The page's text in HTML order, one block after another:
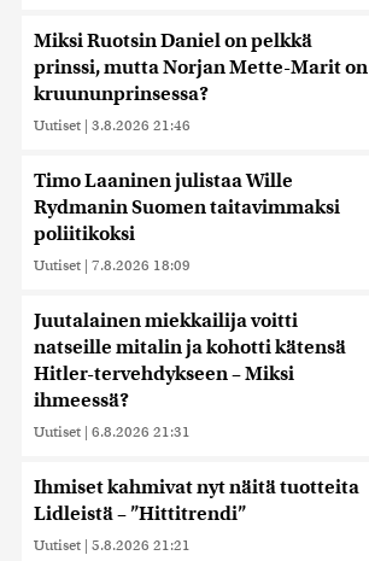
Miksi Ruotsin Daniel on pelkkä
prinssi, mutta Norjan Mette-Marit on
kruununprinsessa?
Uutiset | 3.8.2026 21:46
Timo Laaninen julistaa Wille
Rydmanin Suomen taitavimmaksi
poliitikoksi
Uutiset | 7.8.2026 18:09
Juutalainen miekkailija voitti
natseille mitalin ja kohotti kätensä
Hitler-tervehdykseen – Miksi
ihmeessä?
Uutiset | 6.8.2026 21:31
Ihmiset kahmivat nyt näitä tuotteita
Lidleistä – ”Hittitrendi”
Uutiset | 5.8.2026 21:21